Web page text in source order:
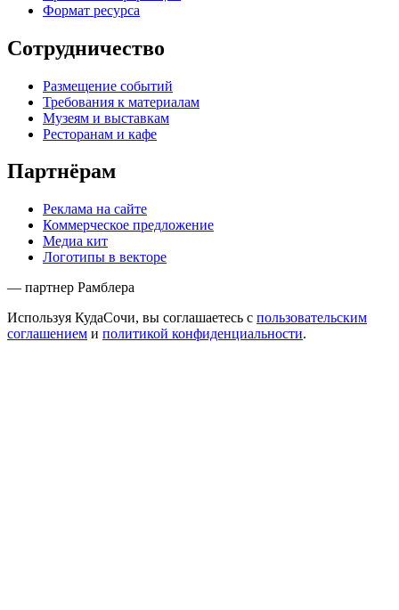
Формат ресурса
Сотрудничество
Размещение событий
Требования к материалам
Музеям и выставкам
Ресторанам и кафе
Партнёрам
Реклама на сайте
Коммерческое предложение
Медиа кит
Логотипы в векторе
— партнер Рамблера
Используя КудаСочи, вы соглашаетесь с пользовательским
соглашением и политикой конфиденциальности.